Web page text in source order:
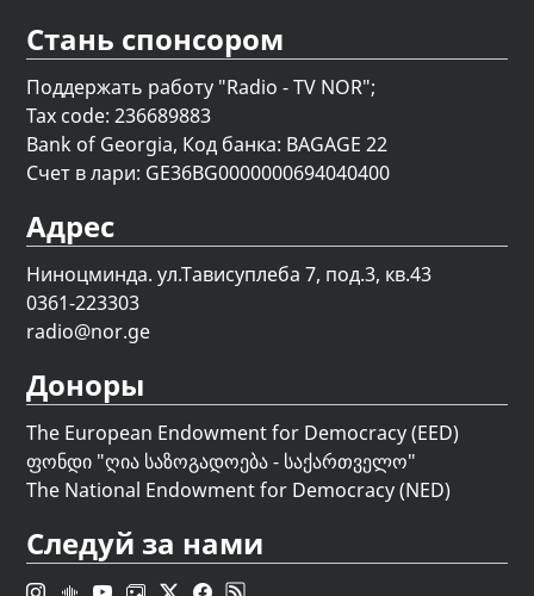
Стань спонсором
Поддержать работу "Radio - TV NOR";
Tax code: 236689883
Bank of Georgia, Код банка: BAGAGE 22
Счет в лари: GE36BG0000000694040400
Адрес
Ниноцминда. ул.Тависуплеба 7, под.3, кв.43
0361-223303
radio@nor.ge
Доноры
The European Endowment for Democracy (EED)
ფონდი "ღია საზოგადოება - საქართველო"
The National Endowment for Democracy (NED)
Следуй за нами